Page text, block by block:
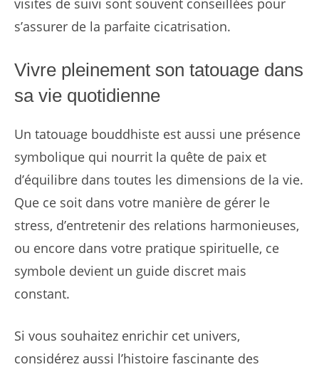
visites de suivi sont souvent conseillées pour
s’assurer de la parfaite cicatrisation.
Vivre pleinement son tatouage dans
sa vie quotidienne
Un tatouage bouddhiste est aussi une présence
symbolique qui nourrit la quête de paix et
d’équilibre dans toutes les dimensions de la vie.
Que ce soit dans votre manière de gérer le
stress, d’entretenir des relations harmonieuses,
ou encore dans votre pratique spirituelle, ce
symbole devient un guide discret mais
constant.
Si vous souhaitez enrichir cet univers,
considérez aussi l’histoire fascinante des